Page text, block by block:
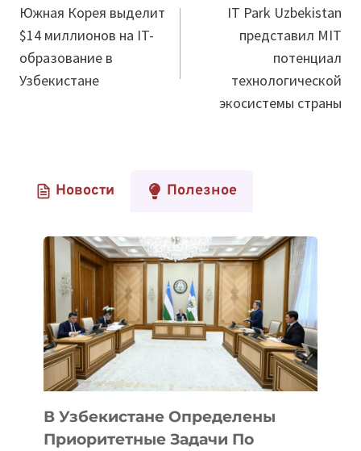
по
записям
Южная Корея выделит
$14 миллионов на IT-
образование в
Узбекистане
IT Park Uzbekistan
представил MIT
потенциал
технологической
экосистемы страны
Новости Полезное
В Узбекистане Определены
Приоритетные Задачи По